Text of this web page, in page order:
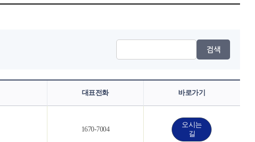
검색
대표전화 바로가기
1670-7004
오시는
길